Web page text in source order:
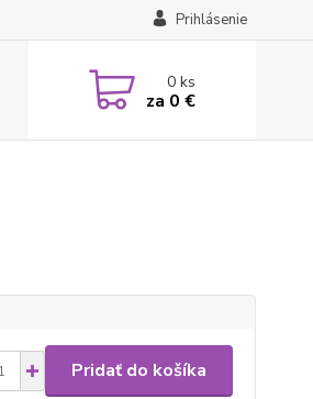
Prihlásenie
0ks
za 0 €
Pridať do košíka